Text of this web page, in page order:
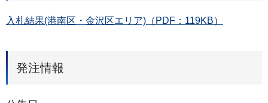
入札結果(港南区・金沢区エリア)（PDF：119KB）
発注情報